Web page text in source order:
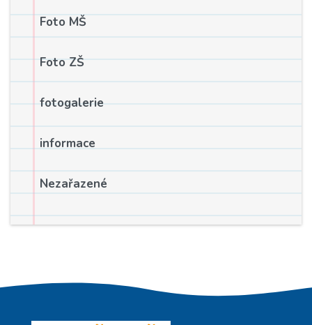
Foto MŠ
Foto ZŠ
fotogalerie
informace
Nezařazené